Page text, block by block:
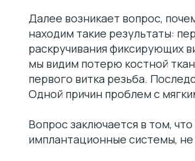
Далее возникает вопрос,
находим такие результаты:
раскручивания фиксирующих
мы видим потерю костной
первого витка резьба.
Одной причин проблем с
Вопрос заключается в том,
имплантационные системы,